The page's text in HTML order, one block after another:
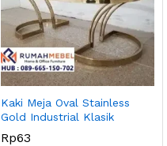
Kaki Meja Oval Stainless
Gold Industrial Klasik
Rp63